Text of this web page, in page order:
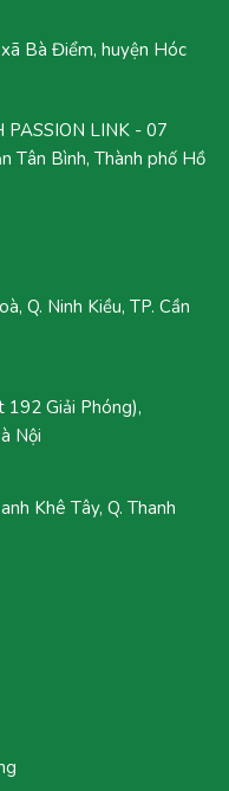
Bà Điểm, huyện Hóc
PASSION LINK - 07
Tân Bình, Thành phố Hồ
Q. Ninh Kiều, TP. Cần
192 Giải Phóng),
Nội
Khê Tây, Q. Thanh